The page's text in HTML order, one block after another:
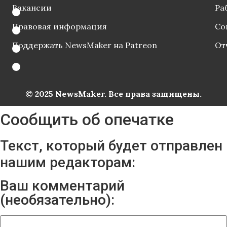
Вакансии
Правовая информация
Поддержать NewsMaker на Patreon
© 2025 NewsMaker. Все права защищены.
Сообщить об опечатке
Текст, который будет отправлен
нашим редакторам:
Ваш комментарий
(необязательно):